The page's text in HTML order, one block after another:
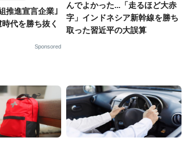
推進宣言企業｣
代を勝ち抜く
Sponsored
んでよかった...「走るほど大赤
字」インドネシア新幹線を勝ち
取った習近平の大誤算